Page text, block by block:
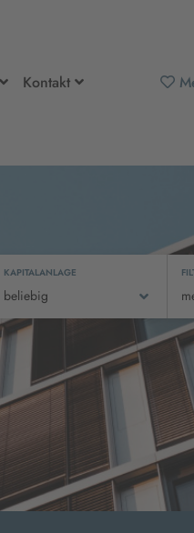
Kontakt
KAPITALANLAGE
beliebig